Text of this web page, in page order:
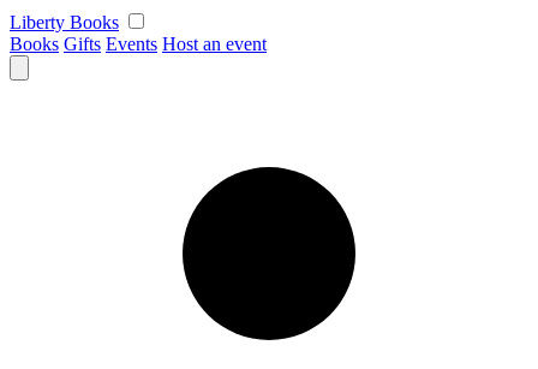
Skip
to
content
Liberty Books
Books Gifts Events Host an event